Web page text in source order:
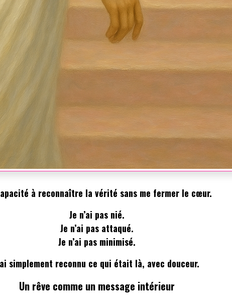
à reconnaître la vérité sans me fermer le cœur.
Je n’ai pas nié.
Je n’ai pas attaqué.
Je n’ai pas minimisé.
simplement reconnu ce qui était là, avec douceur.
Un rêve comme un message intérieur